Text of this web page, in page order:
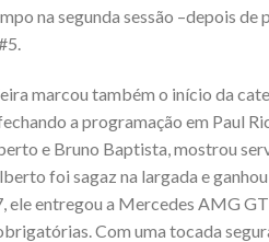
na segunda sessão –depois
marcou também o início da
a programação em Paul
e Bruno Baptista, mostrou
foi sagaz na largada e
ele entregou a Mercedes AMG
Com uma tocada